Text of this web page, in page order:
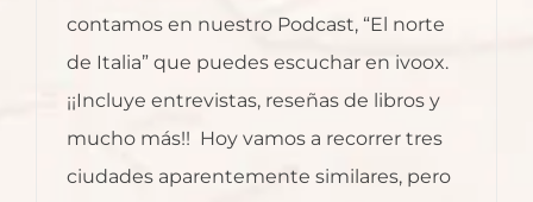
contamos en nuestro Podcast, “El norte
de Italia” que puedes escuchar en ivoox.
¡¡Incluye entrevistas, reseñas de libros y
mucho más!! Hoy vamos a recorrer tres
ciudades aparentemente similares, pero